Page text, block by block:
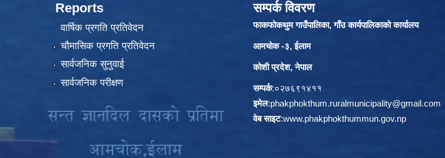
Reports
वार्षिक प्रगति प्रतिवेदन
चौमासिक प्रगति प्रतिवेदन
सार्वजनिक सुनुवाई
सार्वजनिक परीक्षण
सम्पर्क विवरण
फाकफोकथुम गाउँपालिका, गाँउ कार्यपालिकाको कार्यालय
आमचोक -३, ईलाम
कोशी प्रदेश, नेपाल
सम्पर्क:०२७६९१४११
इमेल:phakphokthum.ruralmunicipality@gmail.com
वेब साइट:www.phakphokthummun.gov.np